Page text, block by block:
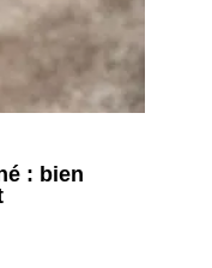
: bien